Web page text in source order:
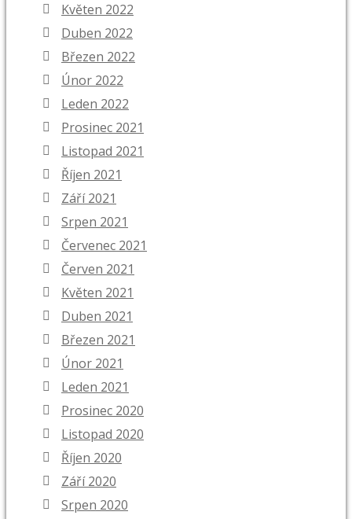
Květen 2022
Duben 2022
Březen 2022
Únor 2022
Leden 2022
Prosinec 2021
Listopad 2021
Říjen 2021
Září 2021
Srpen 2021
Červenec 2021
Červen 2021
Květen 2021
Duben 2021
Březen 2021
Únor 2021
Leden 2021
Prosinec 2020
Listopad 2020
Říjen 2020
Září 2020
Srpen 2020